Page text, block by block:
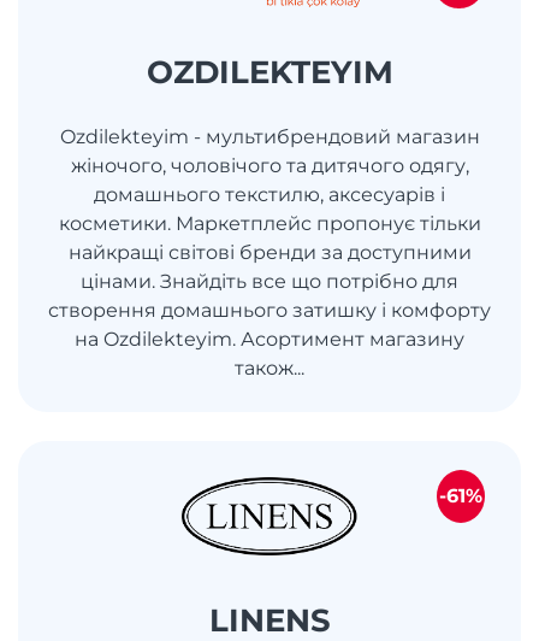
OZDILEKTEYIM
Ozdilekteyim - мультибрендовий магазин
жіночого, чоловічого та дитячого одягу,
домашнього текстилю, аксесуарів і
косметики. Маркетплейс пропонує тільки
найкращі світові бренди за доступними
цінами. Знайдіть все що потрібно для
створення домашнього затишку і комфорту
на Ozdilekteyim. Асортимент магазину
також...
LINENS
-61%